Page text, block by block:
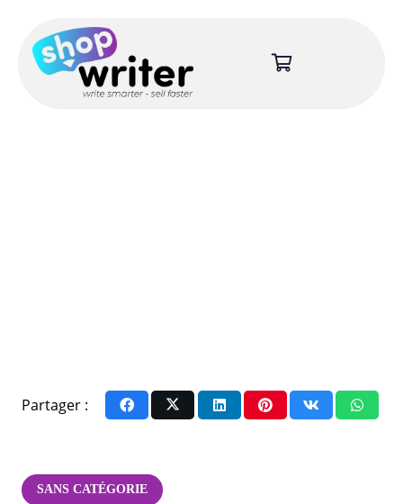
Partager :
SANS CATÉGORIE